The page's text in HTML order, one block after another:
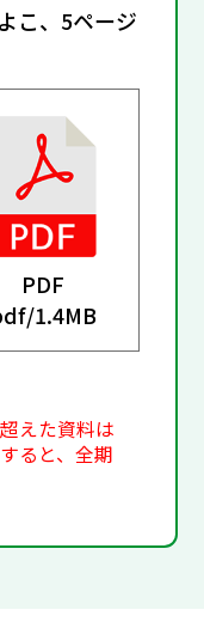
こ、5ページ
PDF
1.4MB
えた資料は
ると、全期